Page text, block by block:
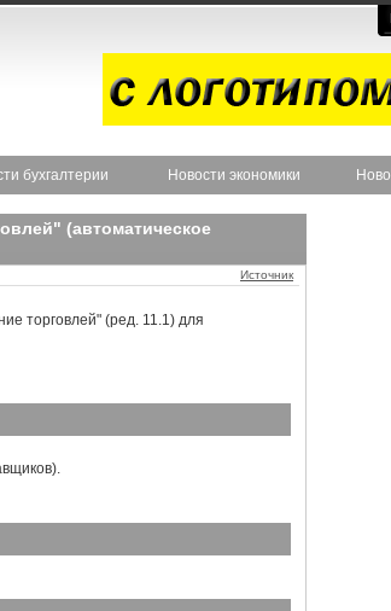
бухгалтерии Новости экономики
(автоматическое
Источник
торговлей" (ред. 11.1) для